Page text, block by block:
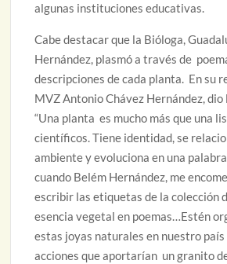
algunas instituciones educativas.
Cabe destacar que la Bióloga,
Hernández, plasmó a través de
descripciones de cada planta. En su
MVZ Antonio Chávez Hernández,
“Una planta es mucho más que una
científicos. Tiene identidad, se
ambiente y evoluciona en una
cuando Belém Hernández, me
escribir las etiquetas de la colección
esencia vegetal en poemas…Estén
estas joyas naturales en nuestro país
acciones que aportarían un granito